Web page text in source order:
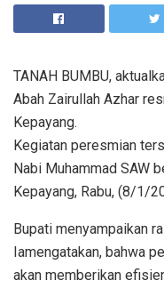
TANAH BUMBU,
Abah Zairullah Azhar
Kepayang.
Kegiatan peresmian
Nabi Muhammad SAW
Kepayang, Rabu, (8/1/
Bupati menyampaikan
Iamengatakan, bahwa
akan memberikan